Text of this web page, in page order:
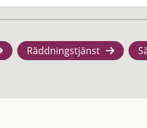
Räddningstjänst